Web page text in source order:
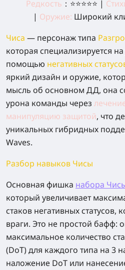
Редкость ： ⭐⭐⭐⭐⭐ |
| Оружие: Широкий
Чиса — персонаж типа
которая специализируется
помощью негативных
яркий дизайн и оружие,
мысль об основном ДД, она
урона команды через
манипуляцию защитой, что
уникальных гибридных
Waves.
Разбор навыков Чисы
Основная фишка набора
который увеличивает
стаков негативных статусов,
враги. Это не простой бафф:
максимальное количество
(DoT) для каждого типа на 3
наложение DoT или